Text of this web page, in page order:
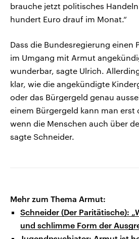
brauche jetzt politisches
hundert Euro drauf im Monat.“
Dass die Bundesregierung einen
im Umgang mit Armut
wunderbar, sagte Ulrich.
klar, wie die angekündigte
oder das Bürgergeld genau
einem Bürgergeld kann man erst
wenn die Menschen auch über
sagte Schneider.
Mehr zum Thema Armut:
Schneider (Der Paritätische):
und schlimme Form der